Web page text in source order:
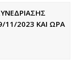
11/2023 ΚΑΙ ΩΡΑ